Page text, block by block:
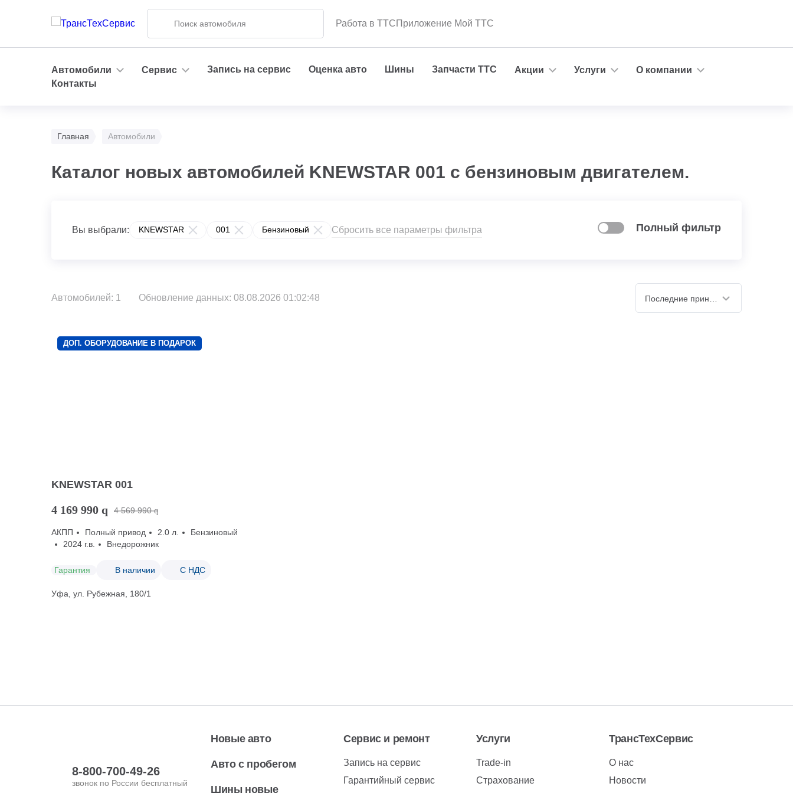
Работа в ТТСПриложение Мой ТТС
Автомобили Сервис Запись на сервис Оценка авто Шины Запчасти ТТС Акции Услуги
О компании
Контакты
Главная Автомобили
Каталог новых автомобилей KNEWSTAR 001 с бензиновым двигателем.
Вы выбрали: KNEWSTAR 001 Бензиновый Сбросить все параметры фильтра Полный фильтр
Автомобилей: 1 Обновление данных: 08.08.2026 01:02:48
ДОП. ОБОРУДОВАНИЕ В ПОДАРОК
KNEWSTAR 001
4 169 990 q 4 569 990 q
АКПП Полный привод 2.0 л.
Бензиновый
2024 г.в.
Внедорожник
Гарантия В наличии С НДС
Уфа, ул. Рубежная, 180/1
8-800-700-49-26
звонок по России бесплатный
Новые авто
Авто с пробегом
Шины новые
Сервис и ремонт
Запись на сервис
Гарантийный сервис
Услуги
Trade-in
Страхование
ТрансТехСервис
О нас
Новости